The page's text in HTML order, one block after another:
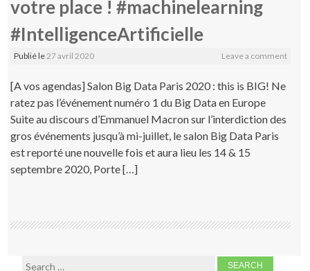
votre place ! #machinelearning
#IntelligenceArtificielle
Publié le27 avril 2020 Leave a comment
[A vos agendas] Salon Big Data Paris 2020 : this is BIG! Ne
ratez pas l’événement numéro 1 du Big Data en Europe
Suite au discours d’Emmanuel Macron sur l’interdiction des
gros événements jusqu’à mi-juillet, le salon Big Data Paris
est reporté une nouvelle fois et aura lieu les 14 & 15
septembre 2020, Porte […]
Search for: